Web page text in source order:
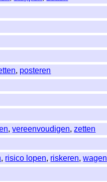
, posteren
,vereenvoudigen,zetten
, risico lopen, riskeren,wagen